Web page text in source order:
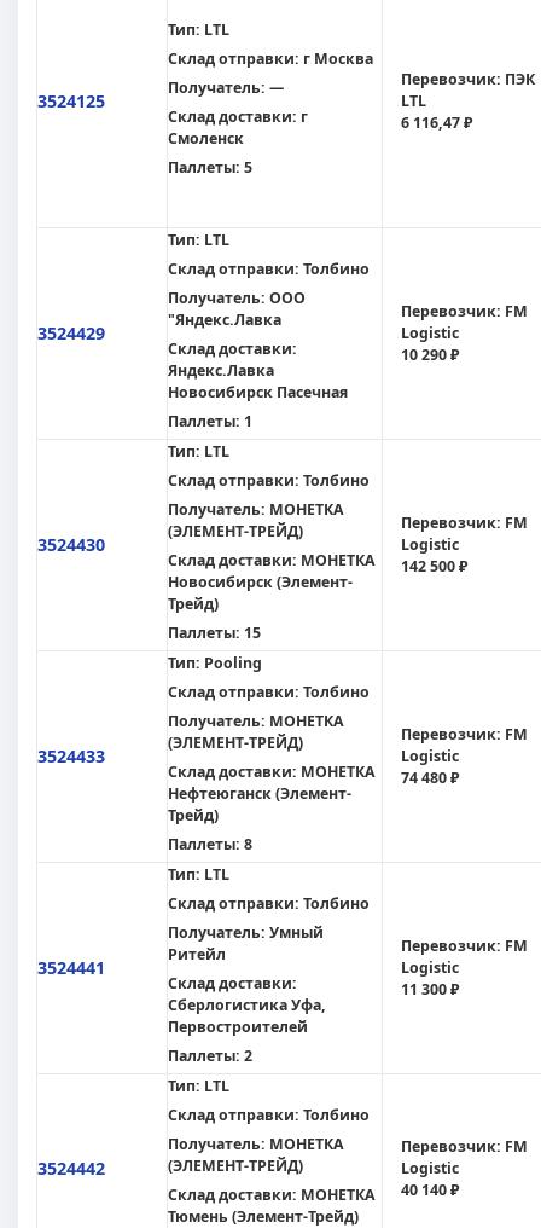
3524125
Тип: LTL
Склад отправки: г Москва
Получатель: —
Склад доставки: г
Смоленск
Паллеты: 5
Перевозчик: ПЭК
LTL
6 116,47 ₽
3524429
Тип: LTL
Склад отправки: Толбино
Получатель: ООО
"Яндекс.Лавка
Склад доставки:
Яндекс.Лавка
Новосибирск Пасечная
Паллеты: 1
Перевозчик: FM
Logistic
10 290 ₽
3524430
Тип: LTL
Склад отправки: Толбино
Получатель: МОНЕТКА
(ЭЛЕМЕНТ-ТРЕЙД)
Склад доставки: МОНЕТКА
Новосибирск (Элемент-
Трейд)
Паллеты: 15
Перевозчик: FM
Logistic
142 500 ₽
3524433
Тип: Pooling
Склад отправки: Толбино
Получатель: МОНЕТКА
(ЭЛЕМЕНТ-ТРЕЙД)
Склад доставки: МОНЕТКА
Нефтеюганск (Элемент-
Трейд)
Паллеты: 8
Перевозчик: FM
Logistic
74 480 ₽
3524441
Тип: LTL
Склад отправки: Толбино
Получатель: Умный
Ритейл
Склад доставки:
Сберлогистика Уфа,
Первостроителей
Паллеты: 2
Перевозчик: FM
Logistic
11 300 ₽
3524442
Тип: LTL
Склад отправки: Толбино
Получатель: МОНЕТКА
(ЭЛЕМЕНТ-ТРЕЙД)
Склад доставки: МОНЕТКА
Тюмень (Элемент-Трейд)
Перевозчик: FM
Logistic
40 140 ₽